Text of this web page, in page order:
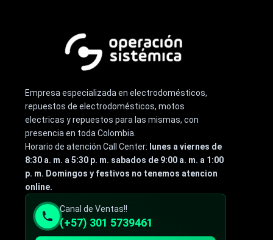
Empresa especializada en electrodomésticos,
repuestos de electrodomésticos, motos
electricas y repuestos para las mismas, con
presencia en toda Colombia.
Horario de atención Call Center: lunes a viernes de
8:30 a. m. a 5:30 p. m. sabados de 9:00 a. m. a 1:00
p. m. Domingos y festivos no tenemos atencion
online.
Canal de Ventas!!
(+57) 301 5739461